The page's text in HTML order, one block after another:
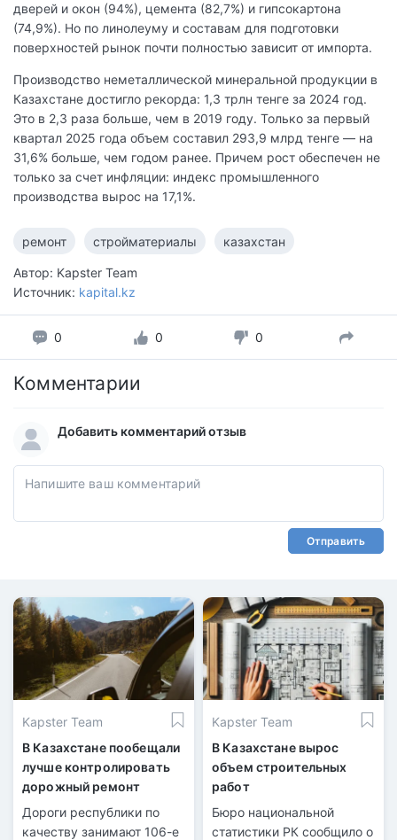
дверей и окон (94%), цемента (82,7%) и гипсокартона
(74,9%). Но по линолеуму и составам для подготовки
поверхностей рынок почти полностью зависит от импорта.
Производство неметаллической минеральной продукции в
Казахстане достигло рекорда: 1,3 трлн тенге за 2024 год.
Это в 2,3 раза больше, чем в 2019 году. Только за первый
квартал 2025 года объем составил 293,9 млрд тенге — на
31,6% больше, чем годом ранее. Причем рост обеспечен не
только за счет инфляции: индекс промышленного
производства вырос на 17,1%.
ремонт стройматериалы казахстан
Автор: Kapster Team
Источник: kapital.kz
0 0 0
Комментарии
Добавить комментарий отзыв
Отправить
Kapster Team
В Казахстане пообещали
лучше контролировать
дорожный ремонт
Дороги республики по
качеству занимают 106-е
Kapster Team
В Казахстане вырос
объем строительных
работ
Бюро национальной
статистики РК сообщило о